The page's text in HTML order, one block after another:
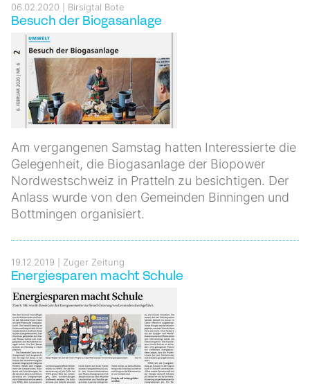
06.02.2020 Birsigtal Bote
Besuch der Biogasanlage
Am vergangenen Samstag hatten Interessierte die
Gelegenheit, die Biogasanlage der Biopower
Nordwestschweiz in Pratteln zu besichtigen. Der
Anlass wurde von den Gemeinden Binningen und
Bottmingen organisiert.
19.12.2019 Zuger Zeitung
Energiesparen macht Schule